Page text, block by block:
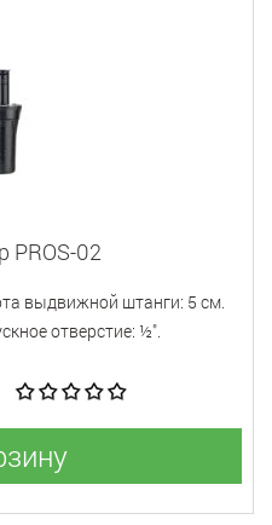
PROS-02
выдвижной штанги: 5 см.
отверстие: ½".